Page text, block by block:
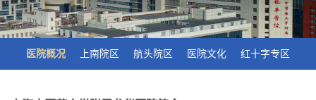
医院概况 上南院区 航头院区 医院文化 红十字专区